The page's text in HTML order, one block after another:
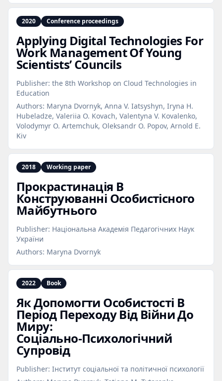
2020 Conference proceedings
Applying Digital Technologies For
Work Management Of Young
Scientists’ Councils
Publisher: the 8th Workshop on Cloud Technologies in
Education
Authors: Maryna Dvornyk, Anna V. Iatsyshyn, Iryna H.
Hubeladze, Valeriia O. Kovach, Valentyna V. Kovalenko,
Volodymyr O. Artemchuk, Oleksandr O. Popov, Arnold E.
Kiv
2018 Working paper
Прокрастинація В
Конструюванні Особистісного
Майбутнього
Publisher: Національна Академія Педагогічних Наук
України
Authors: Maryna Dvornyk
2022 Book
Як Допомогти Особистості В
Період Переходу Від Війни До
Миру:
Соціально‑Психологічний
Супровід
Publisher: Інститут соціальної та політичної психології